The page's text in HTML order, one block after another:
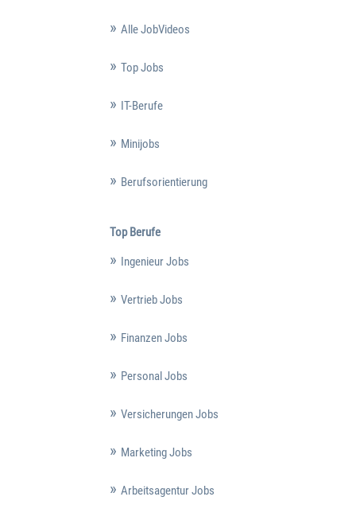
Alle JobVideos
Top Jobs
IT-Berufe
Minijobs
Berufsorientierung
Top Berufe
Ingenieur Jobs
Vertrieb Jobs
Finanzen Jobs
Personal Jobs
Versicherungen Jobs
Marketing Jobs
Arbeitsagentur Jobs